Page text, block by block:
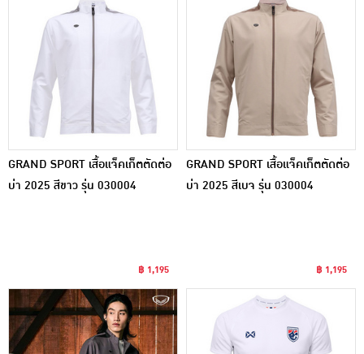
GRAND SPORT เสื้อแจ็คเก็ตตัดต่อ
บ่า 2025 สีขาว รุ่น 030004
฿ 1,195
GRAND SPORT เสื้อแจ็คเก็ตตัดต่อ
บ่า 2025 สีเบจ รุ่น 030004
฿ 1,195